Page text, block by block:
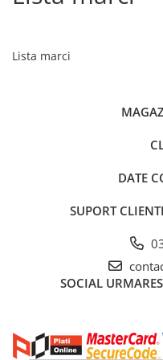
Lista marci
DATE
SUPORT CLIENTI
SOCIAL